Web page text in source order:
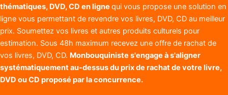
thématiques, DVD, CD en ligne qui vous propose une solution en
ligne vous permettant de revendre vos livres, DVD, CD au meilleur
prix. Soumettez vos livres et autres produits culturels pour
estimation. Sous 48h maximum recevez une offre de rachat de
vos livres, DVD, CD. Monbouquiniste s'engage à s'aligner
systématiquement au-dessus du prix de rachat de votre livre,
DVD ou CD proposé par la concurrence.